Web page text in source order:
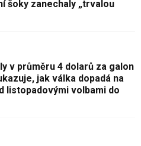
šoky zanechaly „trvalou
v průměru 4 dolarů za galon
jak válka dopadá na
listopadovými volbami do